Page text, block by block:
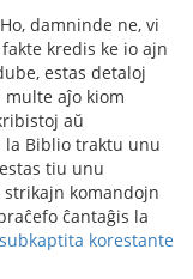
damninde ne, vi
fakte kredis ke io ajn
estas detaloj
multe aĵo kiom
aŭ
la Biblio traktu unu
tiu unu
komandojn
ĉantaĝis la
korestante